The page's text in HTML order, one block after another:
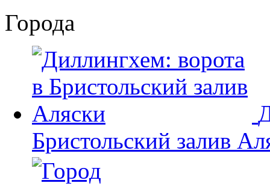
Города
Бристольский залив